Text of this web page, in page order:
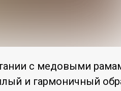
с медовыми
и гармоничный